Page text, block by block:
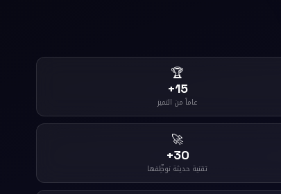
🏆
15+
عاماً من التميز
🚀
30+
تقنية حديثة نوظِّفها